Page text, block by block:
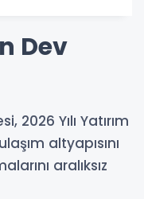
Dev
2026 Yılı Yatırım
altyapısını
aralıksız